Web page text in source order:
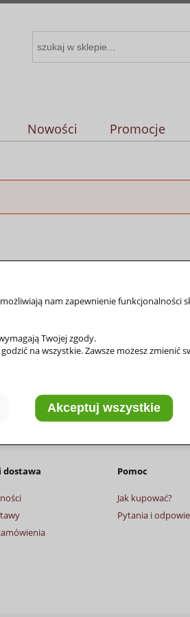
nam zapewnienie funkcjonalności
Twojej zgody.
na wszystkie. Zawsze możesz zmienić
Akceptuj wszystkie
Nowości Promocje
dostawa Pomoc
Jak kupować?
Pytania i